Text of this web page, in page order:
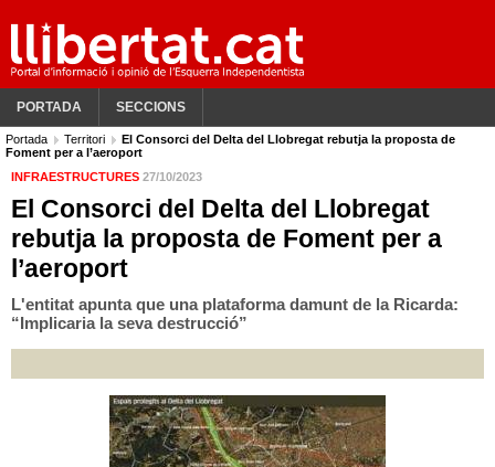
PORTADA SECCIONS
Portada Territori
El Consorci del Delta del Llobregat rebutja la proposta de
Foment per a l’aeroport
INFRAESTRUCTURES 27/10/2023
El Consorci del Delta del Llobregat
rebutja la proposta de Foment per a
l’aeroport
L'entitat apunta que una plataforma damunt de la Ricarda:
“Implicaria la seva destrucció”